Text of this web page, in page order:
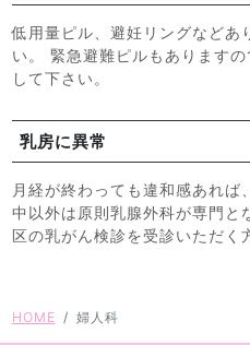
低用量ピル、避妊リングなどあ
い。 緊急避難ピルもあります
して下さい。
乳房に異常
月経が終わっても違和感あれ
中以外は原則乳腺外科が専門と
区の乳がん検診を受診いただく
HOME 婦人科